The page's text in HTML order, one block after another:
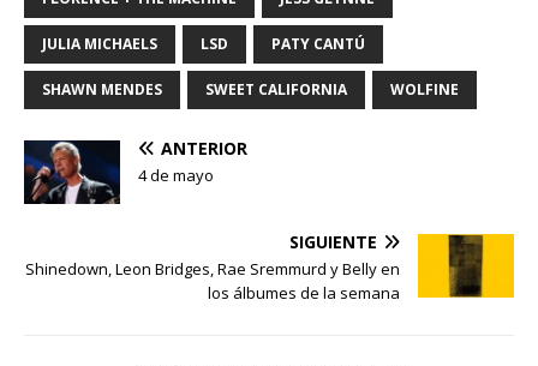
JULIA MICHAELS LSD PATY CANTÚ
SHAWN MENDES SWEET CALIFORNIA WOLFINE
ANTERIOR
4 de mayo
SIGUIENTE
Shinedown, Leon Bridges, Rae Sremmurd y Belly en
los álbumes de la semana